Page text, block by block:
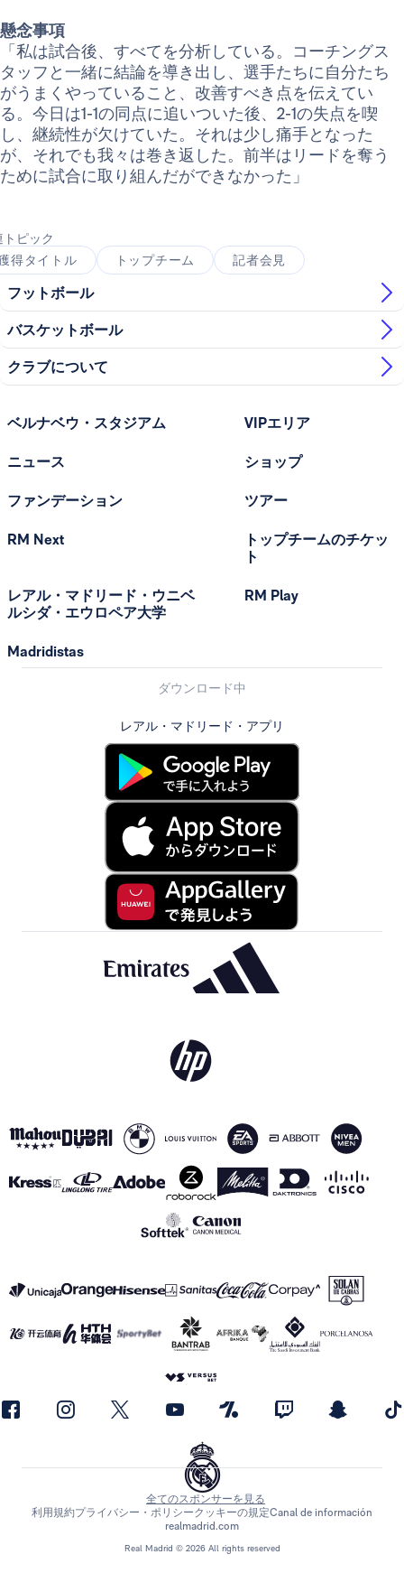
懸念事項
「私は試合後、すべてを分析している。コーチングス
タッフと一緒に結論を導き出し、選手たちに自分たち
がうまくやっていること、改善すべき点を伝えてい
る。今日は1-1の同点に追いついた後、2-1の失点を喫
し、継続性が欠けていた。それは少し痛手となった
が、それでも我々は巻き返した。前半はリードを奪う
ために試合に取り組んだができなかった」
トピック
得タイトル
トップチーム 記者会見
フットボール
バスケットボール
クラブについて
ベルナベウ・スタジアム
ニュース
ファンデーション
RM Next
レアル・マドリード・ウニベ
ルシダ・エウロペア大学
Madridistas
VIPエリア
ショップ
ツアー
トップチームのチケッ
ト
RM Play
ダウンロード中
レアル・マドリード・アプリ
Real Madrid © 2026 All rights reserved
全てのスポンサーを見る
利用規約プライバシー・ポリシークッキーの規定Canal de información
realmadrid.com